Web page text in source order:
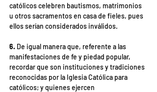
católicos celebren bautismos, matrimonios
u otros sacramentos en casa de fieles, pues
ellos serían considerados inválidos.
6. De igual manera que, referente a las
manifestaciones de fe y piedad popular,
recordar que son instituciones y tradiciones
reconocidas por la Iglesia Católica para
católicos; y quienes ejercen